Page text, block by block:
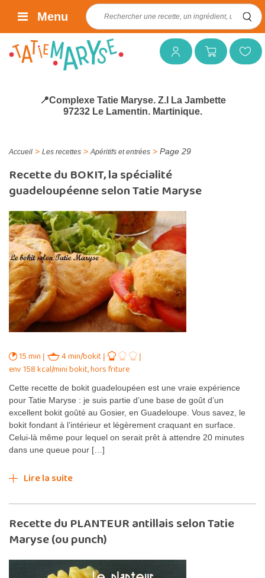
Mon compteMon panierMes favoris
Rechercher :
Menu
📍Complexe Tatie Maryse. Z.I La Jambette
97232 Le Lamentin. Martinique.
Accueil > Les recettes > Apéritifs et entrées > Page 29
Recette du BOKIT, la spécialité
guadeloupéenne selon Tatie Maryse
15 min
4 min/bokit
env 158 kcal/mini bokit, hors friture
Cette recette de bokit guadeloupéen est une vraie expérience
pour Tatie Maryse : je suis partie d’une base de goût d’un
excellent bokit goûté au Gosier, en Guadeloupe. Vous savez, le
bokit fondant à l’intérieur et légèrement craquant en surface.
Celui-là même pour lequel on serait prêt à attendre 20 minutes
dans une queue pour […]
Lire la suite
Recette du PLANTEUR antillais selon Tatie
Maryse (ou punch)